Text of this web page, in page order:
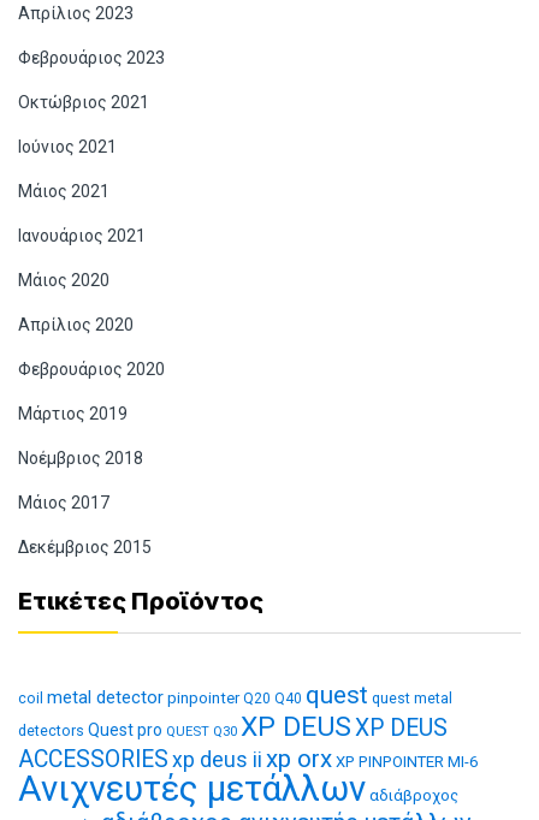
Απρίλιος 2023
Φεβρουάριος 2023
Οκτώβριος 2021
Ιούνιος 2021
Μάιος 2021
Ιανουάριος 2021
Μάιος 2020
Απρίλιος 2020
Φεβρουάριος 2020
Μάρτιος 2019
Νοέμβριος 2018
Μάιος 2017
Δεκέμβριος 2015
Ετικέτες Προϊόντος
coil metal detector pinpointer Q20 Q40 quest quest metal
detectors Quest pro QUEST Q30 XP DEUSXP DEUS
ACCESSORIES xp deus ii xp orx XP PINPOINTER MI-6
Ανιχνευτές μετάλλων αδιάβροχος